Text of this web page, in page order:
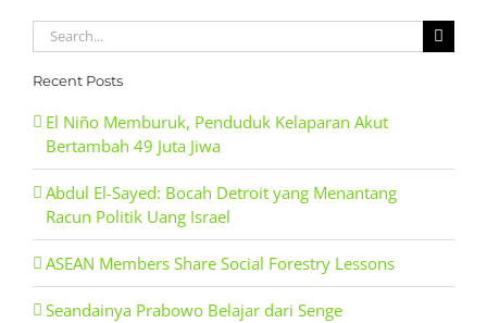
Search
for:
Recent Posts
El Niño Memburuk, Penduduk Kelaparan Akut
Bertambah 49 Juta Jiwa
Abdul El-Sayed: Bocah Detroit yang Menantang
Racun Politik Uang Israel
ASEAN Members Share Social Forestry Lessons
Seandainya Prabowo Belajar dari Senge